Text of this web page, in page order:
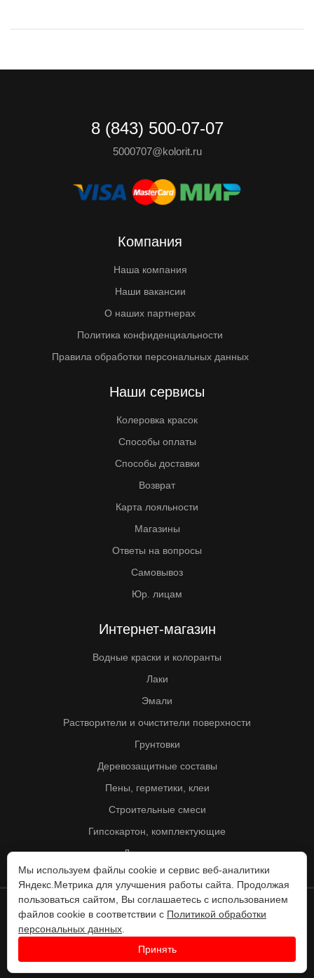
8 (843) 500-07-07
5000707@kolorit.ru
Компания
Наша компания
Наши вакансии
О наших партнерах
Политика конфиденциальности
Правила обработки персональных данных
Наши сервисы
Колеровка красок
Способы оплаты
Способы доставки
Возврат
Карта лояльности
Магазины
Ответы на вопросы
Самовывоз
Юр. лицам
Интернет-магазин
Водные краски и колоранты
Лаки
Эмали
Растворители и очистители поверхности
Грунтовки
Деревозащитные составы
Пены, герметики, клеи
Строительные смеси
Гипсокартон, комплектующие
Другие товары
© Колорит 1995 - 2026
Разработка веб-сайта -
Мы используем файлы cookie и сервис веб-аналитики
Яндекс.Метрика для улучшения работы сайта. Продолжая
пользоваться сайтом, Вы соглашаетесь с использованием
файлов cookie в соответствии с Политикой обработки
персональных данных
Принять